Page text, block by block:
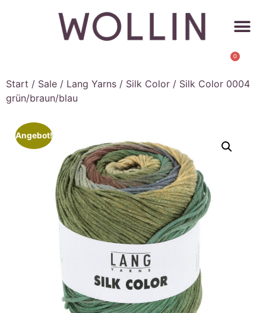
0
Start / Sale / Lang Yarns / Silk Color / Silk Color 0004
grün/braun/blau
Angebot!